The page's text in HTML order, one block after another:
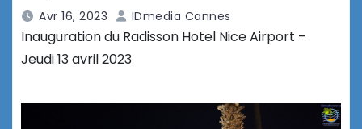
Avr 16, 2023 IDmedia Cannes
Inauguration du Radisson Hotel Nice Airport –
Jeudi 13 avril 2023